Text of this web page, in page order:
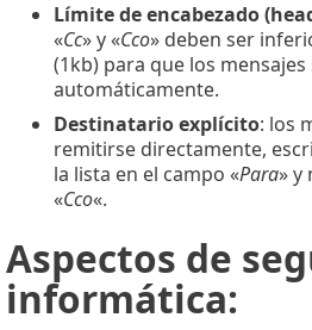
Límite de encabezado
«Cc» y «Cco» deben ser
(1kb) para que los
automáticamente.
Destinatario explícito: los
remitirse directamente,
la lista en el campo «Para» y
«Cco«.
Aspectos de
informática: